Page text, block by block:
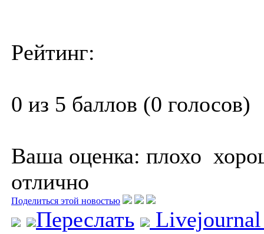
Рейтинг:
0 из 5 баллов (0 голосов)
Ваша оценка: плохо
отлично
Поделиться этой новостью
Переслать